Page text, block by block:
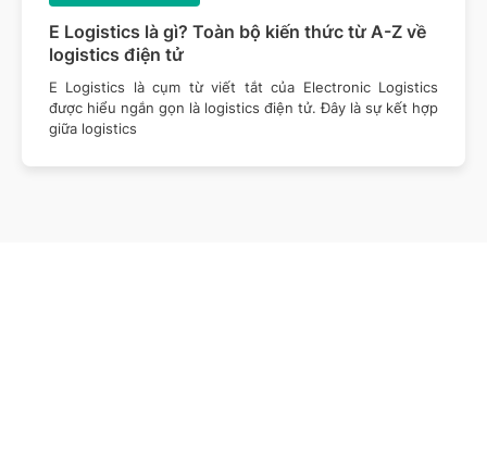
E Logistics là gì? Toàn bộ kiến thức từ A-Z về
logistics điện tử
E Logistics là cụm từ viết tắt của Electronic Logistics
được hiểu ngắn gọn là logistics điện tử. Đây là sự kết hợp
giữa logistics